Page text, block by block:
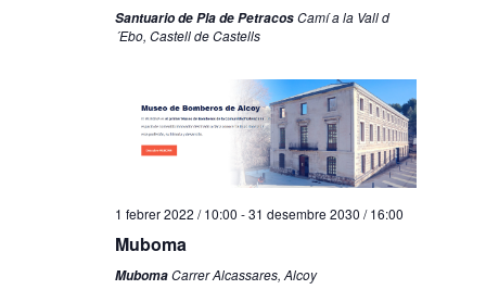
Santuario de Pla de PetracosCamí a la Vall d
´Ebo, Castell de Castells
1 febrer 2022 / 10:00 -31 desembre 2030 / 16:00
Muboma
MubomaCarrer Alcassares, Alcoy